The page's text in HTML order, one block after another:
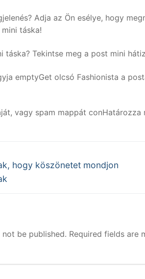
Adja az Ön esélye, hogy
táska!
táska? Tekintse meg a post mini
emptyGet olcsó Fashionista a
vagy spam mappát conHatározza
hogy köszönetet mondjon
be published. Required fields are